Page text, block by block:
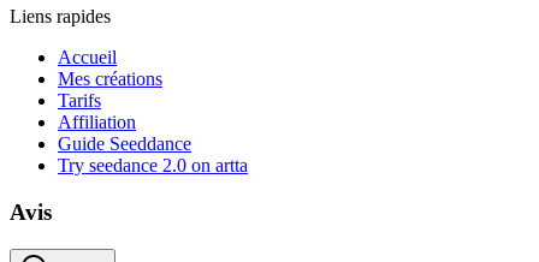
Liens rapides
Accueil
Mes créations
Tarifs
Affiliation
Guide Seeddance
Try seedance 2.0 on artta
Avis